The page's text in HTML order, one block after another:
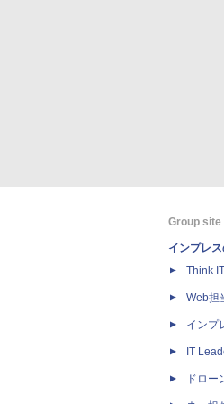
Group site
インプレ
Think IT
Web担
インプ
IT
ドロー